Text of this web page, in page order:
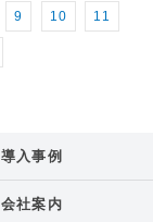
9 10 11
導入事例
会社案内